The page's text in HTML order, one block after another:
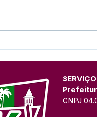
Casa
CNPJ